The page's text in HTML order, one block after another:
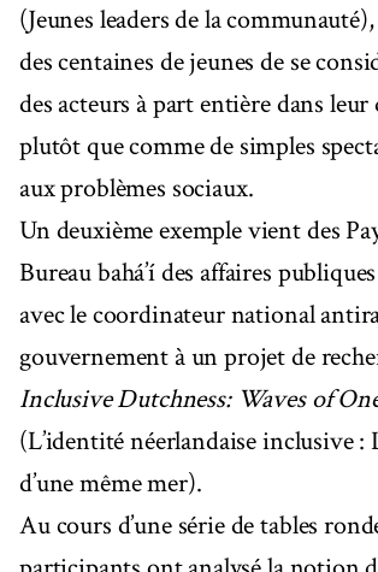
(Jeunes leaders de la
des centaines de jeunes de se
des acteurs à part entière dans
plutôt que comme de simples
aux problèmes sociaux.
Un deuxième exemple vient des
Bureau bahá’í des affaires
avec le coordinateur national
gouvernement à un projet de
Inclusive Dutchness: Waves of
(L’identité néerlandaise inclusive :
d’une même mer).
Au cours d’une série de tables